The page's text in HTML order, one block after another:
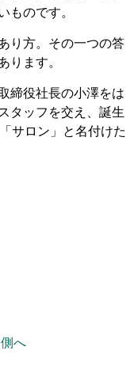
ものです。
り方。その一つの答
ります。
締役社長の小澤をは
タッフを交え、誕生
サロン」と名付けた
へ